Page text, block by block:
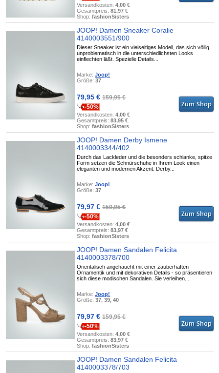
Versandkosten:4,00 €
Gesamtpreis:81,97 €
Shop:fashionSisters
JOOP! Damen Sneaker Coralie
4140003551/900
Dieser Sneaker ist ein vielseitiges Modell, das sich völlig
unproblematisch in die unterschiedlichsten Looks
einflechten läßt. Spezielle Details...
Marke:Joop!
Größe:37
79,95 €159,95 €
-50%
Versandkosten:4,00 €
Gesamtpreis:83,95 €
Shop:fashionSisters
JOOP! Damen Derby Ismene
4140003344/402
Durch das Lackleder und die besonders schlanke, spitze
Form setzen die Schnürschuhe in Ihrem Look einen
eleganten und modernen Akzent. Derby...
Marke:Joop!
Größe:37
79,97 €159,95 €
-50%
Versandkosten:4,00 €
Gesamtpreis:83,97 €
Shop:fashionSisters
JOOP! Damen Sandalen Felicita
4140003378/700
Orientalisch angehaucht mit einer zauberhaften
Ornamentik und mit dekorativen Details - so präsentieren
sich diese modischen Sandalen. Sie verleihen...
Marke:Joop!
Größe:37, 39, 40
79,97 €159,95 €
-50%
Versandkosten:4,00 €
Gesamtpreis:83,97 €
Shop:fashionSisters
JOOP! Damen Sandalen Felicita
4140003378/703